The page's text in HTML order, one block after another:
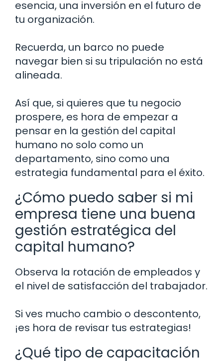
esencia, una inversión en el futuro de
tu organización.
Recuerda, un barco no puede
navegar bien si su tripulación no está
alineada.
Así que, si quieres que tu negocio
prospere, es hora de empezar a
pensar en la gestión del capital
humano no solo como un
departamento, sino como una
estrategia fundamental para el éxito.
¿Cómo puedo saber si mi
empresa tiene una buena
gestión estratégica del
capital humano?
Observa la rotación de empleados y
el nivel de satisfacción del trabajador.
Si ves mucho cambio o descontento,
¡es hora de revisar tus estrategias!
¿Qué tipo de capacitación